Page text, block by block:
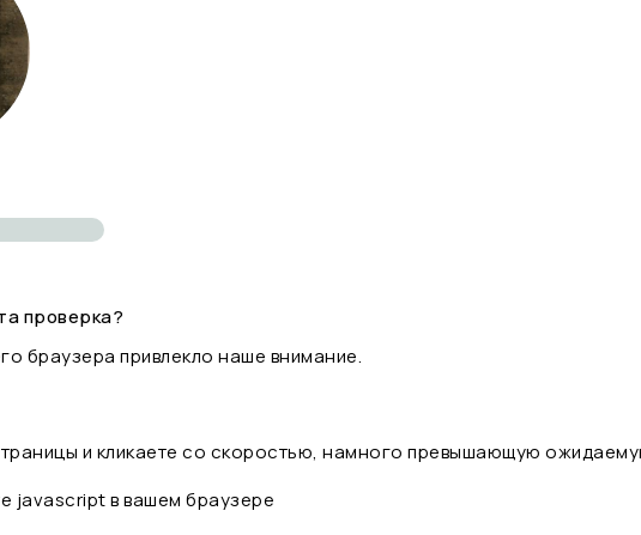
проверка?
браузера привлекло наше внимание.
и кликаете со скоростью, намного превышающую
javascript в вашем браузере